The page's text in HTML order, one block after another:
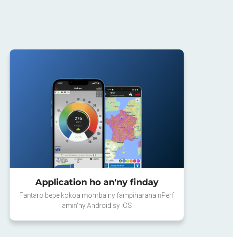
Application ho an'ny finday
Fantaro bebe kokoa momba ny fampiharana nPerf
amin'ny Android sy iOS